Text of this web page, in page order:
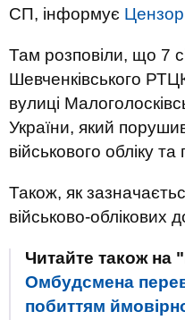
СП, інформує
Там розповіли, що 7
Шевченківського
вулиці
України, який
військового обліку та
Також, як
військово-облікових
Читайте також на
Омбудсмена
побиттям